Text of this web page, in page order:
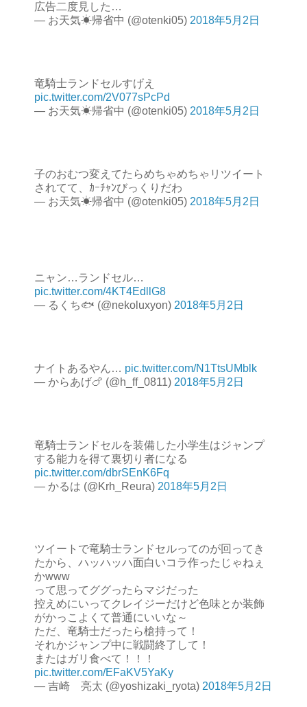
広告二度見した…
— お天気☀帰省中 (@otenki05) 2018年5月2日
竜騎士ランドセルすげえ
pic.twitter.com/2V077sPcPd
— お天気☀帰省中 (@otenki05) 2018年5月2日
子のおむつ変えてたらめちゃめちゃリツイート
されてて、ｶｰﾁｬﾝびっくりだわ
— お天気☀帰省中 (@otenki05) 2018年5月2日
ニャン…ランドセル…
pic.twitter.com/4KT4EdllG8
— るくち🐟 (@nekoluxyon) 2018年5月2日
ナイトあるやん… pic.twitter.com/N1TtsUMblk
— からあげ🍗 (@h_ff_0811) 2018年5月2日
竜騎士ランドセルを装備した小学生はジャンプ
する能力を得て裏切り者になる
pic.twitter.com/dbrSEnK6Fq
— かるは (@Krh_Reura) 2018年5月2日
ツイートで竜騎士ランドセルってのが回ってき
たから、ハッハッハ面白いコラ作ったじゃねぇ
かwww
って思ってググったらマジだった
控えめにいってクレイジーだけど色味とか装飾
がかっこよくて普通にいいな～
ただ、竜騎士だったら槍持って！
それかジャンプ中に戦闘終了して！
またはガリ食べて！！！
pic.twitter.com/EFaKV5YaKy
— 吉崎 亮太 (@yoshizaki_ryota) 2018年5月2日